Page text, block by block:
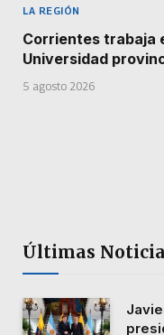
LA REGIÓN
Corrientes trabaja
Universidad
5 agosto 2026
Últimas